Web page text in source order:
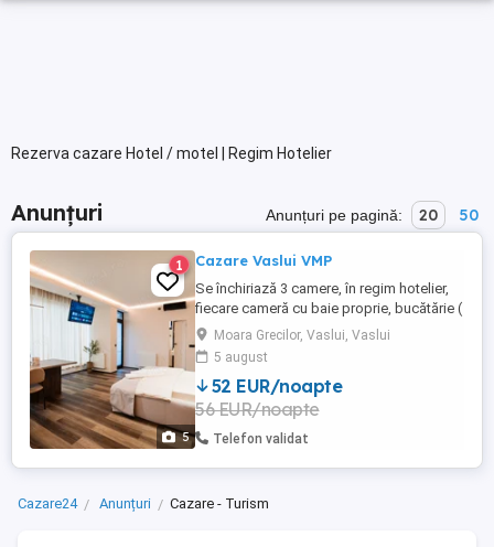
Rezerva cazare Hotel / motel | Regim Hotelier
Anunțuri Anunțuri pe pagină: 20 50
5
1 Cazare Vaslui VMP
Se închiriază 3 camere, în regim hotelier,
fiecare cameră cu baie proprie, bucătărie (
chicineta) , balcon, cale de acces
separată. Acestea sunt amplsate într-o
clădire nouă, an construcție 2024, în Mun.
Vaslui, strada Ștefan cel Mare, vis-a-vis de
Spitalul Jud.Vaslui. Prețul este de 275 zi.
pt.1 ...
Moara Grecilor, Vaslui, Vaslui
5 august
52 EUR/noapte
56 EUR/noapte
Telefon validat
Cazare24 Anunțuri Cazare - Turism